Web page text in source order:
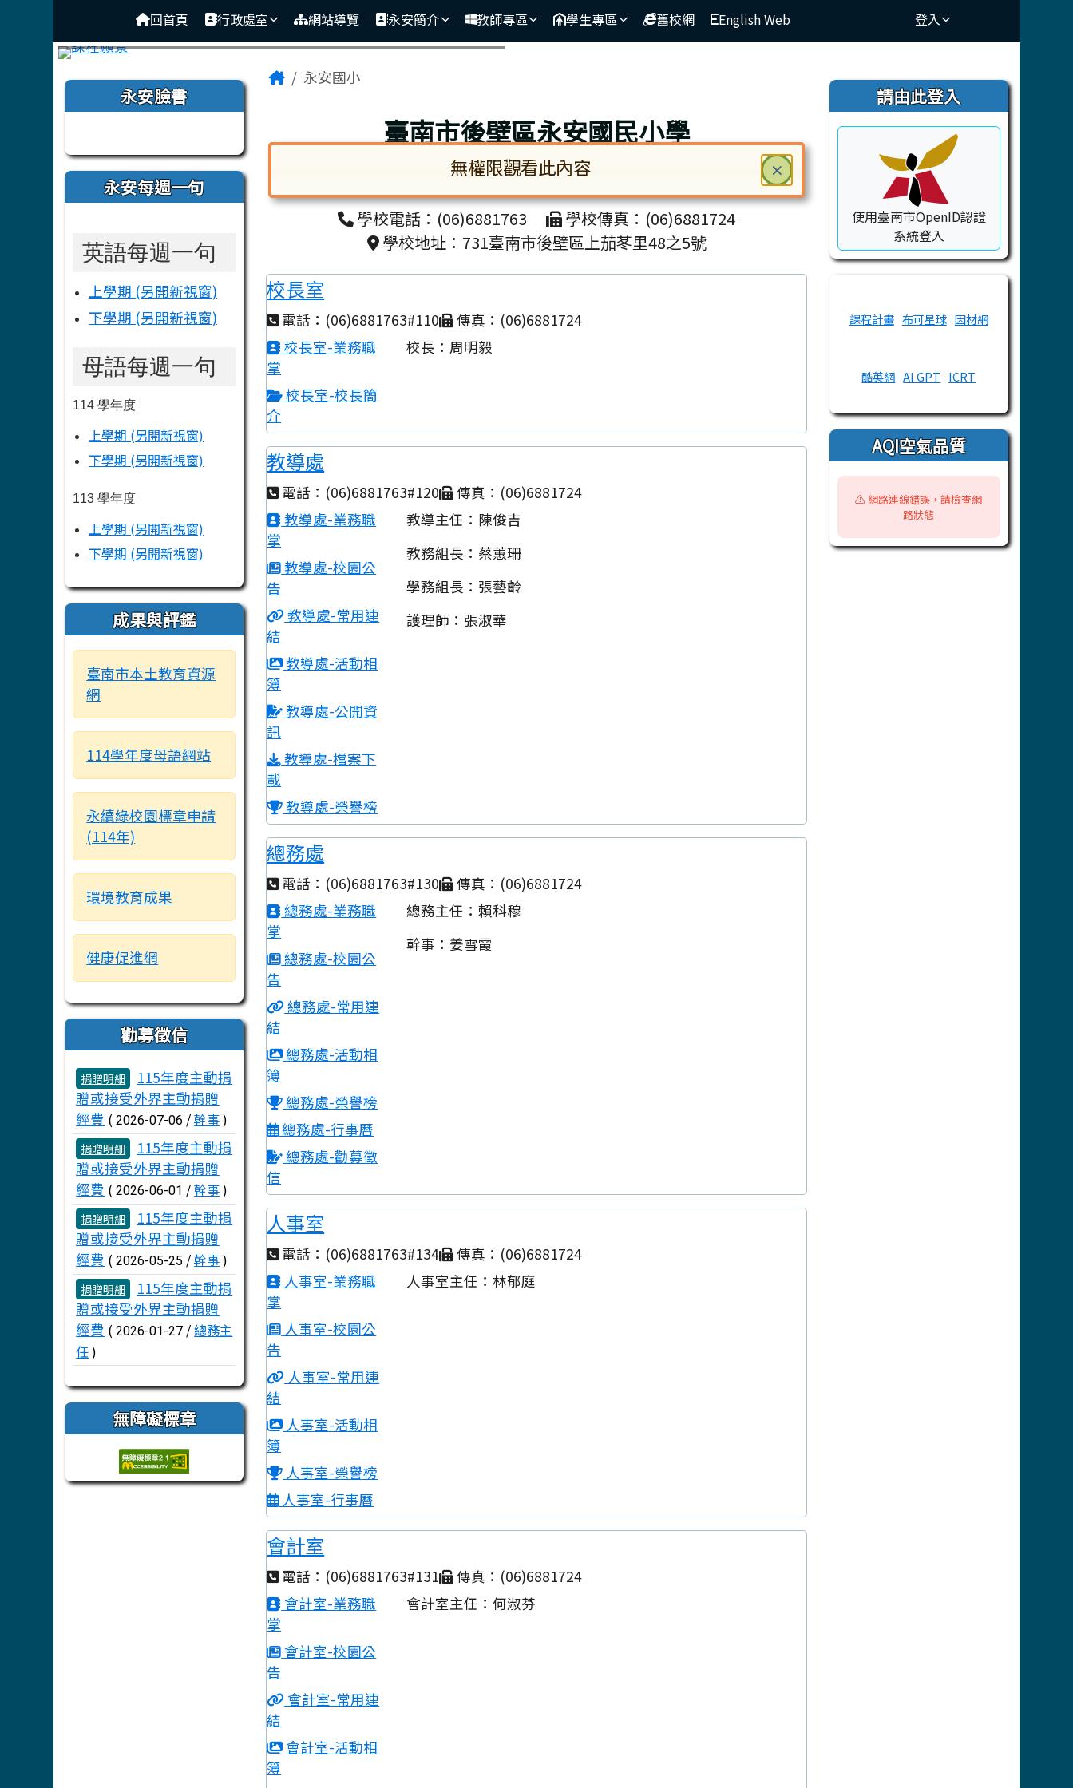
臺南市後壁區永安國小
回首頁 行政處室 網站導覽 永安簡介 教師專區 學生專區 舊校網 English Web 登入
⏸
左邊區域內容
永安臉書
永安每週一句
英語每週一句
上學期 (另開新視窗)
下學期 (另開新視窗)
母語每週一句
114 學年度
上學期 (另開新視窗)
下學期 (另開新視窗)
113 學年度
上學期 (另開新視窗)
下學期 (另開新視窗)
成果與評鑑
臺南市本土教育資源
網
114學年度母語網站
永續綠校園標章申請
(114年)
環境教育成果
健康促進網
勸募徵信
文章列表
捐贈明細
115年度主動捐
贈或接受外界主動捐贈
經費 ( 2026-07-06 /幹事)
捐贈明細
115年度主動捐
贈或接受外界主動捐贈
經費 ( 2026-06-01 /幹事)
捐贈明細
115年度主動捐
贈或接受外界主動捐贈
經費 ( 2026-05-25 /幹事)
捐贈明細
115年度主動捐
贈或接受外界主動捐贈
經費 ( 2026-01-27 /總務主
任)
無障礙標章
主內容區域
Home永安國小
臺南市後壁區永安國民小學
Tainan Municipal Houbi District Yong-an Elementary School
學校電話：(06)6881763
學校傳真：(06)6881724
學校地址：731臺南市後壁區上茄苳里48之5號
校長室
電話：(06)6881763#110
傳真：(06)6881724
校長室-業務職
掌
校長室-校長簡
介
校長：周明毅
教導處
電話：(06)6881763#120
傳真：(06)6881724
教導處-業務職
掌
教導處-校園公
告
教導處-常用連
結
教導處-活動相
簿
教導處-公開資
訊
教導處-檔案下
載
教導處-榮譽榜
教導主任：陳俊吉
教務組長：蔡蕙珊
學務組長：張藝齡
護理師：張淑華
總務處
電話：(06)6881763#130
傳真：(06)6881724
總務處-業務職
掌
總務處-校園公
告
總務處-常用連
結
總務處-活動相
簿
總務處-榮譽榜
總務處-行事曆
總務處-勸募徵
信
總務主任：賴科穆
幹事：姜雪霞
人事室
電話：(06)6881763#134
傳真：(06)6881724
人事室-業務職
掌
人事室-校園公
告
人事室-常用連
結
人事室-活動相
簿
人事室-榮譽榜
人事室-行事曆
人事室主任：林郁庭
會計室
電話：(06)6881763#131
傳真：(06)6881724
會計室-業務職
掌
會計室-校園公
告
會計室-常用連
結
會計室-活動相
簿
會計室主任：何淑芬
右邊區域內容
請由此登入
使用臺南市OpenID認證
系統登入
課程計畫 布可星球 因材網
酷英網 AI GPT ICRT
AQI空氣品質
⚠️ 網路連線錯誤，請檢查網
路狀態
頁尾區域
× 關閉
無權限觀看此內容
對話框已開啟。請使用 Tab 鍵在選項間移動焦點。按下 Enter 鍵或空白鍵確認，按下 Escape 鍵關閉